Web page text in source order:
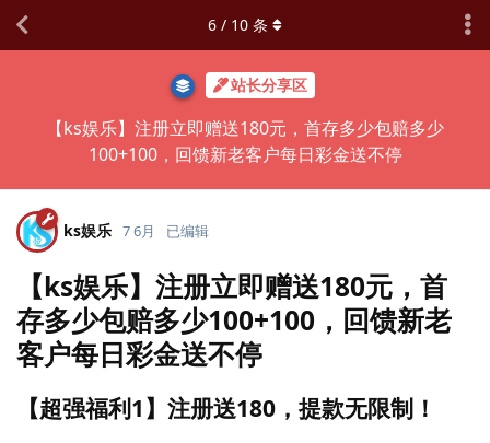
站长分享区
【ks娱乐】注册立即赠送180元，首存多少包赔多少
100+100，回馈新老客户每日彩金送不停
6 / 10 条
ks娱乐 7 6月 已编辑
【ks娱乐】注册立即赠送180元，首
存多少包赔多少100+100，回馈新老
客户每日彩金送不停
【超强福利1】注册送180，提款无限制！